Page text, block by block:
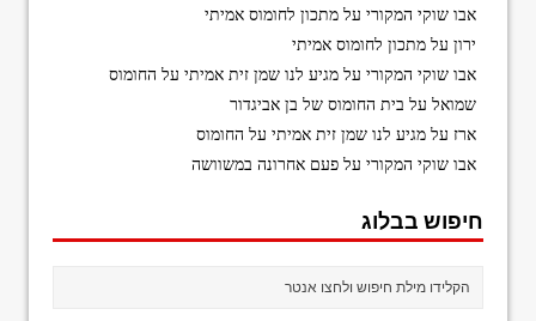
אבו שוקי המקורי עלמתכון לחומוס אמיתי
ירון עלמתכון לחומוס אמיתי
אבו שוקי המקורי עלמגיע לנו שמן זית אמיתי על החומוס
שמואל על בית החומוס של בן אביגדור
ארז עלמגיע לנו שמן זית אמיתי על החומוס
אבו שוקי המקורי עלפעם אחרונה במשוושה
חיפוש בבלוג